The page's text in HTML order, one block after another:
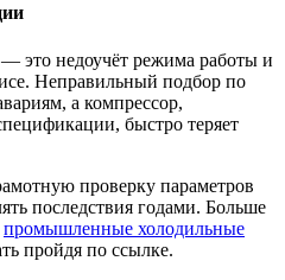
это недоучёт режима работы и
Неправильный подбор по
а компрессор,
быстро теряет
проверку параметров
последствия годами. Больше
промышленные холодильные
пройдя по ссылке.